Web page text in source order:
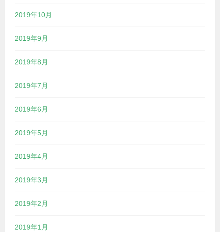
2019年10月
2019年9月
2019年8月
2019年7月
2019年6月
2019年5月
2019年4月
2019年3月
2019年2月
2019年1月